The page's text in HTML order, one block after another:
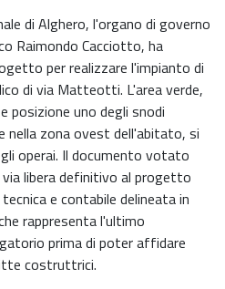
di Alghero, l'organo di governo
Raimondo Cacciotto, ha
per realizzare l'impianto di
di via Matteotti. L'area verde,
posizione uno degli snodi
nella zona ovest dell'abitato, si
operai. Il documento votato
libera definitivo al progetto
e contabile delineata in
rappresenta l'ultimo
prima di poter affidare
costruttrici.